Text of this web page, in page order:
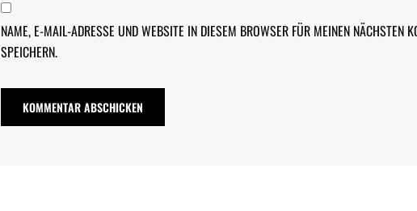
NAME, E-MAIL-ADRESSE UND WEBSITE IN DIESEM BROWSER FÜR MEINEN NÄCHSTEN
SPEICHERN.